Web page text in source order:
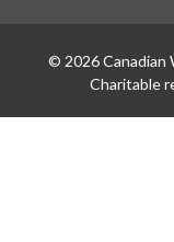
© 2026 Canadian
Charitable